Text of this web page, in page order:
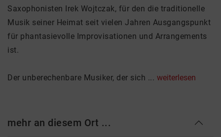
Saxophonisten Irek Wojtczak, für den die traditionelle
Musik seiner Heimat seit vielen Jahren Ausgangspunkt
für phantasievolle Improvisationen und Arrangements
ist.
Der unberechenbare Musiker, der sich ... weiterlesen
mehr an diesem Ort ...